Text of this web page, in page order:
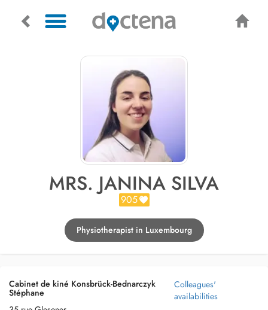
MRS. JANINA SILVA
905
Physiotherapist in Luxembourg
Cabinet de kiné Konsbrück-Bednarczyk
Stéphane
Colleagues'
availabilities